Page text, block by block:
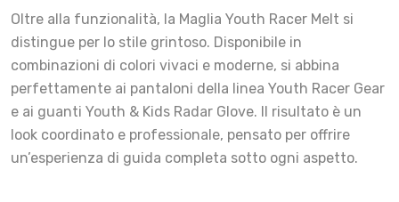
Oltre alla funzionalità, la Maglia Youth Racer Melt si
distingue per lo stile grintoso. Disponibile in
combinazioni di colori vivaci e moderne, si abbina
perfettamente ai pantaloni della linea Youth Racer Gear
e ai guanti Youth & Kids Radar Glove. Il risultato è un
look coordinato e professionale, pensato per offrire
un’esperienza di guida completa sotto ogni aspetto.